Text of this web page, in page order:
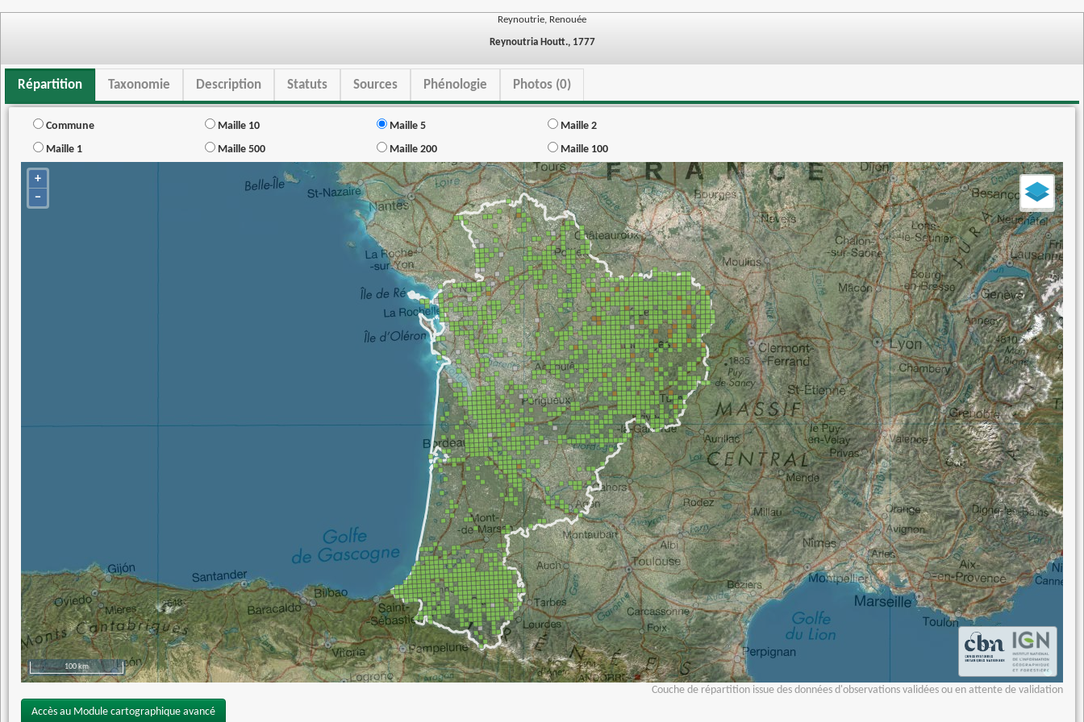
Reynoutrie, Renouée
Reynoutria Houtt., 1777
Répartition Taxonomie Description Statuts Sources Phénologie Photos (0)
Commune Maille 10 Maille 5
Maille 2
Maille 1
Maille 500 Maille 200 Maille 100
+
−
100 km
Couche de répartition issue des données d'observations validées ou en attente de validation
Accès au Module cartographique avancé